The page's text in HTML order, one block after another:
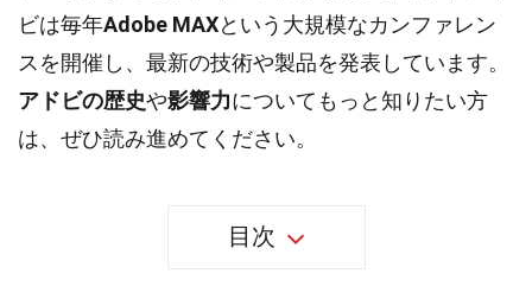
ビは毎年Adobe MAXという大規模なカンファレン
スを開催し、最新の技術や製品を発表しています。
アドビの歴史や影響力についてもっと知りたい方
は、ぜひ読み進めてください。
目次